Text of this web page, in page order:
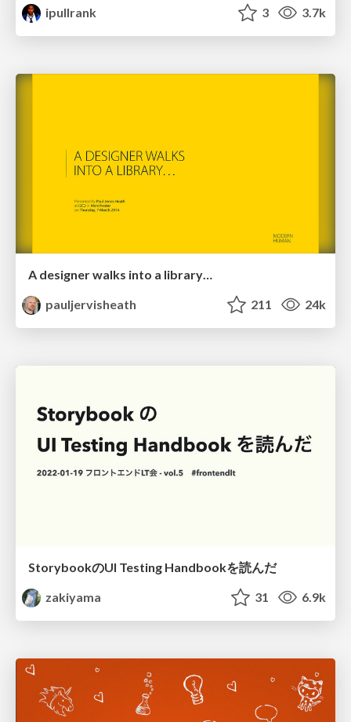
ipullrank 3 3.7k
A designer walks into a library…
pauljervisheath
211 24k
StorybookのUI Testing Handbookを読んだ
zakiyama
31 6.9k